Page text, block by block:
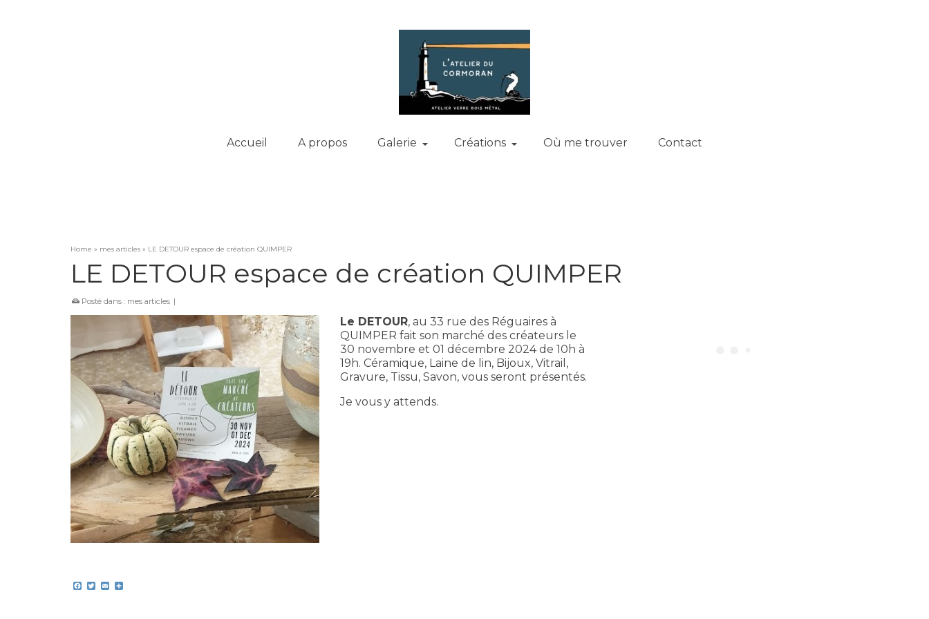
Accueil A propos Galerie Créations Où me trouver Contact
Home » mes articles » LE DETOUR espace de création QUIMPER
LE DETOUR espace de création QUIMPER
Posté dans : mes articles |
Le DETOUR, au 33 rue des Réguaires à
QUIMPER fait son marché des créateurs le
30 novembre et 01 décembre 2024 de 10h à
19h. Céramique, Laine de lin, Bijoux, Vitrail,
Gravure, Tissu, Savon, vous seront présentés.
Je vous y attends.
Facebook
Twitter
Email